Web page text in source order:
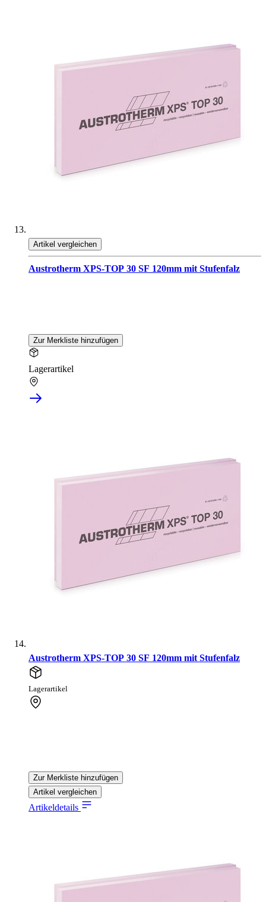
Artikel vergleichen
Austrotherm XPS-TOP 30 SF 120mm mit Stufenfalz
Zur Merkliste hinzufügen
Lagerartikel
Austrotherm XPS-TOP 30 SF 120mm mit Stufenfalz
Lagerartikel
Zur Merkliste hinzufügen
Artikel vergleichen
Artikeldetails